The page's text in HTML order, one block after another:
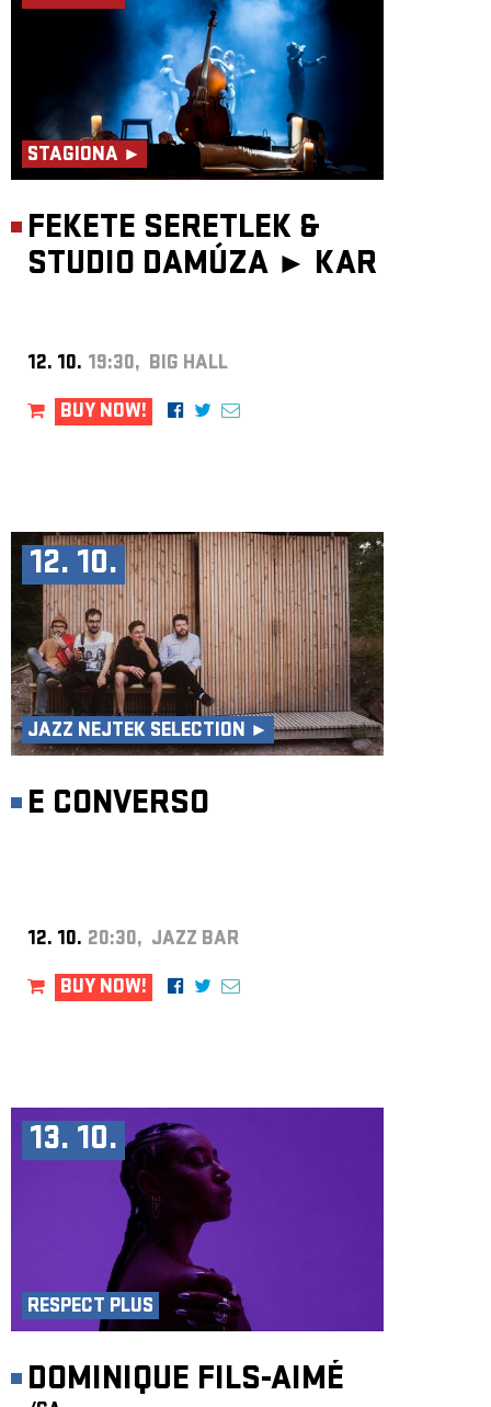
STAGIONA ►
FEKETE SERETLEK &
STUDIO DAMÚZA ► KAR
12. 10. 19:30, BIG HALL
BUY NOW!
12. 10.
JAZZ NEJTEK SELECTION ►
E CONVERSO
12. 10. 20:30, JAZZ BAR
BUY NOW!
13. 10.
RESPECT PLUS
DOMINIQUE FILS-AIMÉ